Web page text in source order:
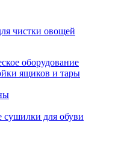
чистки овощей
оборудование
ящиков и тары
для обуви